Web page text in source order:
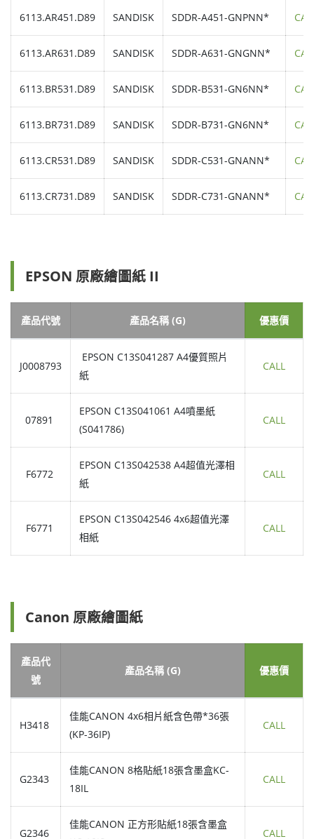
6113.AR451.D89 SANDISK SDDR-A451-GNPNN*
6113.AR631.D89 SANDISK SDDR-A631-GNGNN*
6113.BR531.D89 SANDISK SDDR-B531-GN6NN*
6113.BR731.D89 SANDISK SDDR-B731-GN6NN*
6113.CR531.D89 SANDISK SDDR-C531-GNANN*
6113.CR731.D89 SANDISK SDDR-C731-GNANN*
EPSON 原廠繪圖紙 II
產品代號 產品名稱 (G) 優惠價
J0008793
EPSON C13S041287 A4優質照片
紙
CALL
07891
EPSON C13S041061 A4噴墨紙
(S041786)
CALL
F6772
EPSON C13S042538 A4超值光澤相
紙
CALL
F6771
EPSON C13S042546 4x6超值光澤
相紙
CALL
Canon 原廠繪圖紙
產品代
號
產品名稱 (G) 優惠價
H3418
佳能CANON 4x6相片紙含色帶*36張
(KP-36IP)
CALL
G2343
佳能CANON 8格貼紙18張含墨盒KC-
18IL
CALL
G2346
佳能CANON 正方形貼紙18張含墨盒
CALL